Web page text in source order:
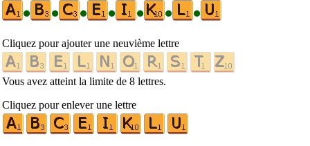
•
• • • • • •
Cliquez pour ajouter une neuvième lettre
Vous avez atteint la limite de 8 lettres.
Cliquez pour enlever une lettre